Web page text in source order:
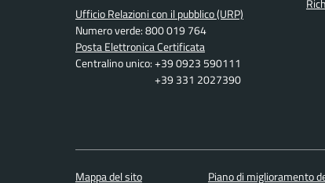
Ufficio Relazioni con il pubblico (URP)
Numero verde: 800 019 764
Posta Elettronica Certificata
Centralino unico: +39 0923 590111
+39 331 2027390
Mappa del sito Piano di miglioramento